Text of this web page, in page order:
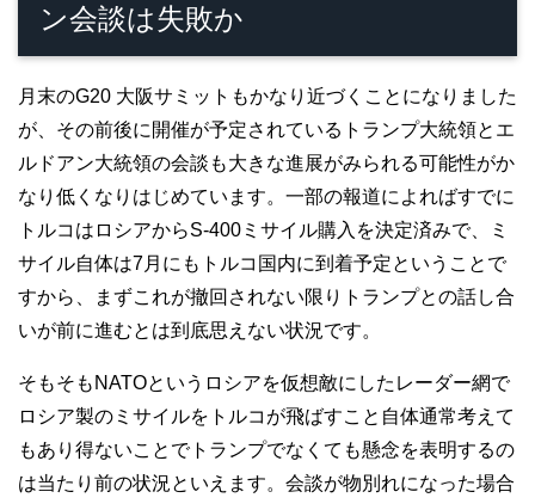
ン会談は失敗か
月末のG20 大阪サミットもかなり近づくことになりました
が、その前後に開催が予定されているトランプ大統領とエ
ルドアン大統領の会談も大きな進展がみられる可能性がか
なり低くなりはじめています。一部の報道によればすでに
トルコはロシアからS-400ミサイル購入を決定済みで、ミ
サイル自体は7月にもトルコ国内に到着予定ということで
すから、まずこれが撤回されない限りトランプとの話し合
いが前に進むとは到底思えない状況です。
そもそもNATOというロシアを仮想敵にしたレーダー網で
ロシア製のミサイルをトルコが飛ばすこと自体通常考えて
もあり得ないことでトランプでなくても懸念を表明するの
は当たり前の状況といえます。会談が物別れになった場合